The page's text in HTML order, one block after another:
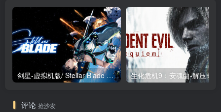
剑星-虚拟机版/ Stellar Blade v1.4.1|Build.19963153 终极版新补丁 送修改器 免安装中文版
评论 抢沙发